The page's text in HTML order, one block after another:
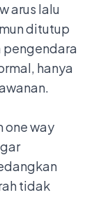
arus lalu
ditutup
pengendara
hanya
one way
tidak